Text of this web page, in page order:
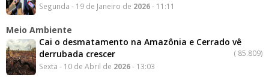
Segunda - 19 de Janeiro de 2026- 11:11
Meio Ambiente
Cai o desmatamento na Amazônia e Cerrado vê
derrubada crescer
( 85.809)
Sexta - 10 de Abril de 2026- 13:03